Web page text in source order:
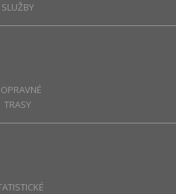
SLUŽBY
TRASY